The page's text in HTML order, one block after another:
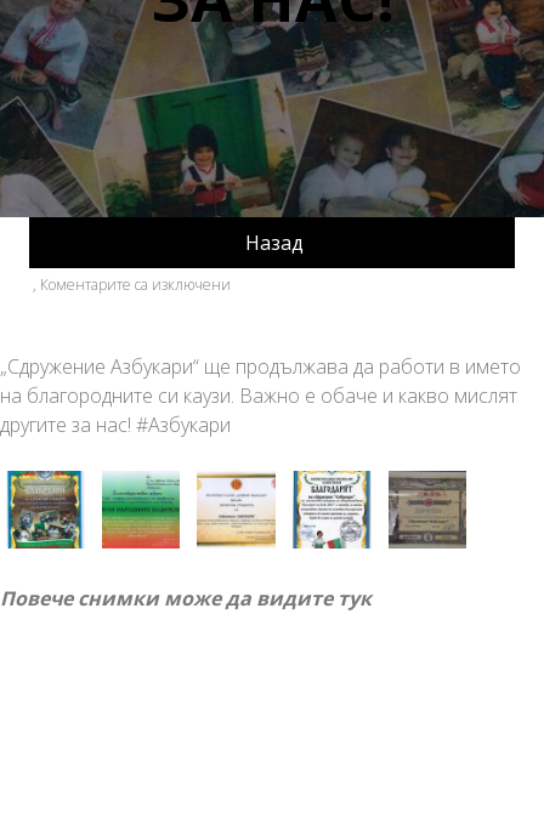
Назад
, Коментарите са изключени
НАС!
„Сдружение Азбукари“ ще продължава да работи в името
на благородните си каузи. Важно е обаче и какво мислят
другите за нас! #Азбукари
Повече снимки може да видите тук